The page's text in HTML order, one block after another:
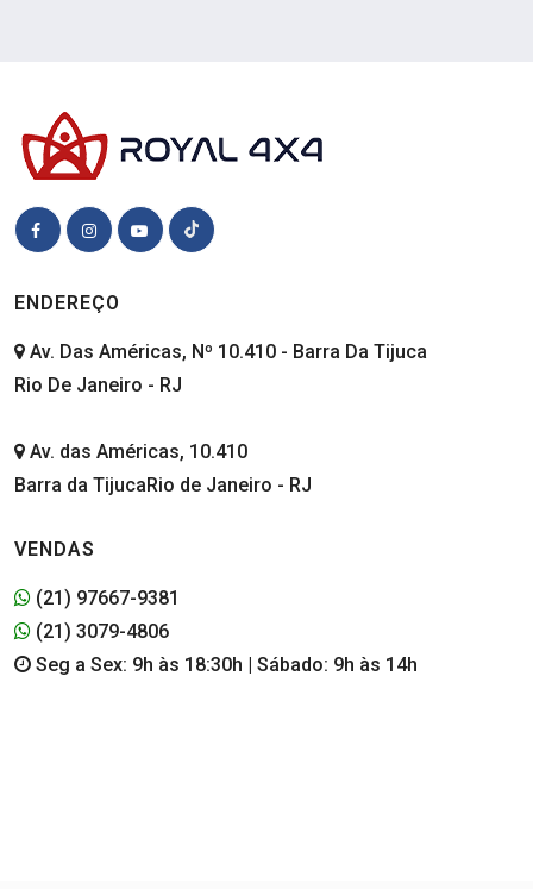
ENDEREÇO
Av. Das Américas, Nº 10.410 - Barra Da Tijuca
Rio De Janeiro - RJ
Av. das Américas, 10.410
Barra da TijucaRio de Janeiro - RJ
VENDAS
(21) 97667-9381
(21) 3079-4806
Seg a Sex: 9h às 18:30h | Sábado: 9h às 14h